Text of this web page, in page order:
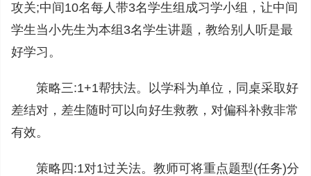
攻关;中间10名每人带3名学生组成习学小组，让中间
学生当小先生为本组3名学生讲题，教给别人听是最
好学习。
策略三:1+1帮扶法。以学科为单位，同桌采取好
差结对，差生随时可以向好生救教，对偏科补救非常
有效。
策略四:1对1过关法。教师可将重点题型(任务)分